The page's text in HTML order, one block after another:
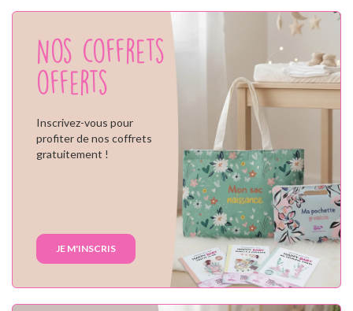
Nos coffrets
offerts
Inscrivez-vous pour
profiter de nos coffrets
gratuitement !
JE M'INSCRIS